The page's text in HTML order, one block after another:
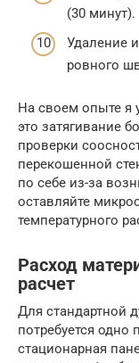
(30 минут).
Удаление
ровного
На своем опыте я
это затягивание
проверки
перекошенной
по себе из-за
оставляйте
температурного
Расход
расчет
Для стандартной
потребуется
стационарная